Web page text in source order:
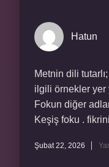
Hatun
Metnin dili
ilgili örnekler yer
Fokun diğer
Keşiş foku .
Şubat 22, 2026